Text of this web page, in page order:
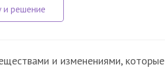
и изменениями, которые